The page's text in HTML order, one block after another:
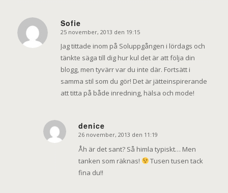
Sofie
says:
25 november, 2013 den 19:15
Jag tittade inom på Soluppgången i lördags och
tänkte säga till dig hur kul det är att följa din
blogg, men tyvärr var du inte där. Fortsätt i
samma stil som du gör! Det är jätteinspirerande
att titta på både inredning, hälsa och mode!
denice
says:
26 november, 2013 den 11:19
Åh är det sant? Så himla typiskt… Men
tanken som räknas!
Tusen tusen tack
fina du!!